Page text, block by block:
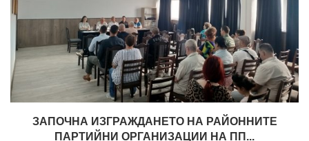
ЗАПОЧНА ИЗГРАЖДАНЕТО НА РАЙОННИТЕ
ПАРТИЙНИ ОРГАНИЗАЦИИ НА ПП...